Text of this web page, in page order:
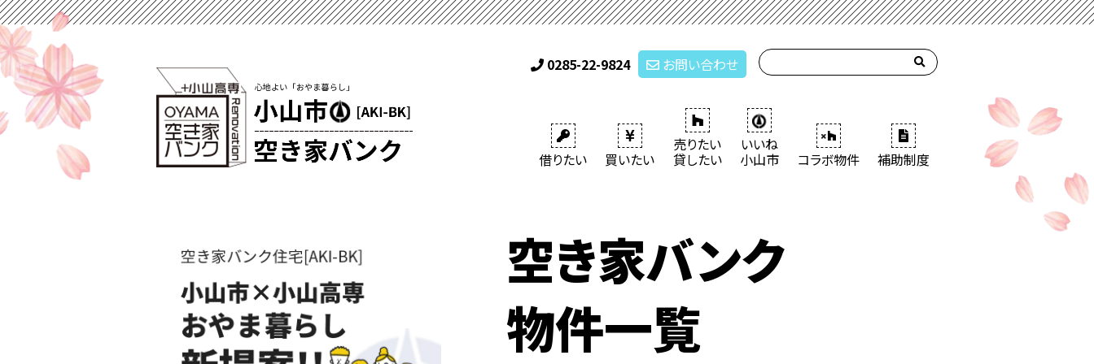
0285-22-9824 お問い合わせ
借りたい 買いたい
売りたい
貸したい
いいね
小山市 コラボ物件 補助制度
空き家バンク
物件一覧